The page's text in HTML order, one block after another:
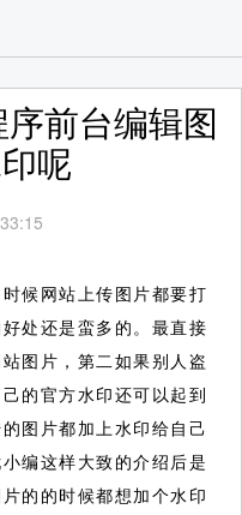
前台编辑图
呢
候网站上传图片都要打
处还是蛮多的。最直接
图片，第二如果别人盗
的官方水印还可以起到
图片都加上水印给自己
编这样大致的介绍后是
的的时候都想加个水印